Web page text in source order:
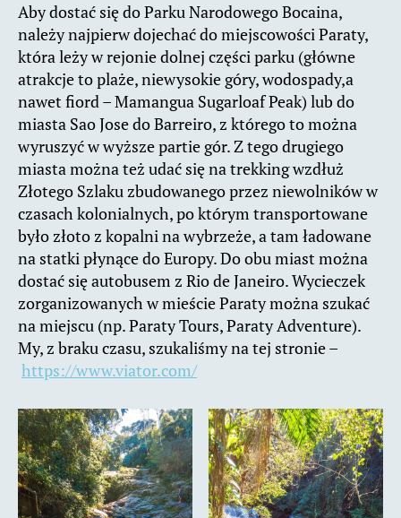
Aby dostać się do Parku Narodowego Bocaina,
należy najpierw dojechać do miejscowości Paraty,
która leży w rejonie dolnej części parku (główne
atrakcje to plaże, niewysokie góry, wodospady,a
nawet fiord – Mamangua Sugarloaf Peak) lub do
miasta Sao Jose do Barreiro, z którego to można
wyruszyć w wyższe partie gór. Z tego drugiego
miasta można też udać się na trekking wzdłuż
Złotego Szlaku zbudowanego przez niewolników w
czasach kolonialnych, po którym transportowane
było złoto z kopalni na wybrzeże, a tam ładowane
na statki płynące do Europy. Do obu miast można
dostać się autobusem z Rio de Janeiro. Wycieczek
zorganizowanych w mieście Paraty można szukać
na miejscu (np. Paraty Tours, Paraty Adventure).
My, z braku czasu, szukaliśmy na tej stronie –
https://www.viator.com/